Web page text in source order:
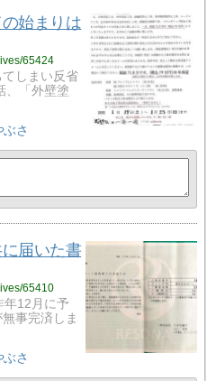
の始まりは
65424
しまい反省
、「外壁塗
ぶさ
届いた書
65410
年12月に予
事完済しま
ぶさ